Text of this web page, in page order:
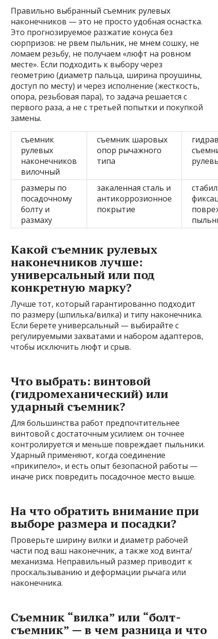
Правильно выбранный съемник рулевых
наконечников — это не просто удобная оснастка.
Это прогнозируемое разжатие конуса без
сюрпризов: не рвем пыльник, не мнем сошку, не
ломаем резьбу, не получаем «люфт на ровном
месте». Если подходить к выбору через
геометрию (диаметр пальца, ширина проушины,
доступ по месту) и через исполнение (жесткость,
опора, резьбовая пара), то задача решается с
первого раза, а не с третьей попытки и покупкой
замены.
съемник
рулевых
наконечников
вилочный
съемник шаровых
опор рычажного
типа
размеры по
посадочному
болту и
размаху
закаленная сталь и
антикоррозионное
покрытие
Какой съемник рулевых
наконечников лучше:
универсальный или под
конкретную марку?
Лучше тот, который гарантированно подходит
по размеру (шпилька/вилка) и типу наконечника.
Если берете универсальный — выбирайте с
регулируемыми захватами и набором адаптеров,
чтобы исключить люфт и срыв.
Что выбрать: винтовой
(гидромеханический) или
ударный съемник?
Для большинства работ предпочтительнее
винтовой с достаточным усилием: он точнее
контролируется и меньше повреждает пыльники.
Ударный применяют, когда соединение
«прикипело», и есть опыт безопасной работы —
иначе риск повредить посадочное место выше.
На что обратить внимание при
выборе размера и посадки?
Проверьте ширину вилки и диаметр рабочей
части под ваш наконечник, а также ход винта/
механизма. Неправильный размер приводит к
проскальзыванию и деформации рычага или
наконечника.
Съемник “вилка” или “болт-
съемник” — в чем разница и что